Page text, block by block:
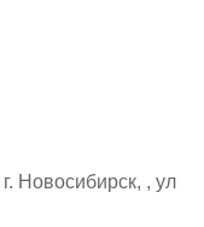
Новосибирск, , ул